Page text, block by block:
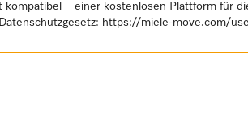
– einer kostenlosen Plattform für
https://miele-move.com/